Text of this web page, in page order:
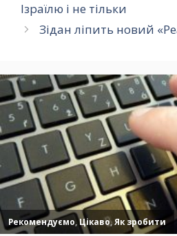
Ізраїлю і не тільки
Зідан ліпить новий